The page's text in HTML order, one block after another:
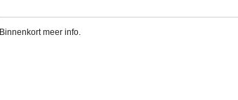
Binnenkort meer info.